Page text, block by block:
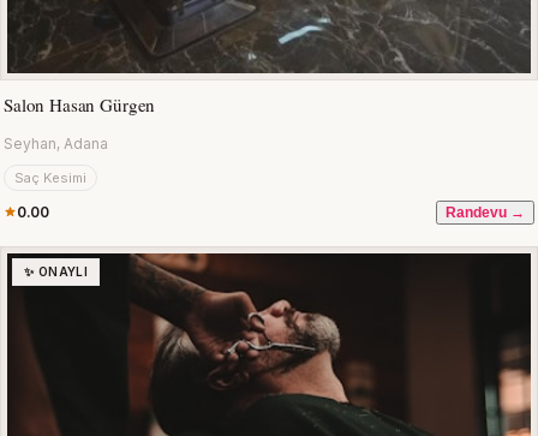
Salon Hasan Gürgen
Seyhan, Adana
Saç Kesimi
0.00 Randevu →
✨ ONAYLI